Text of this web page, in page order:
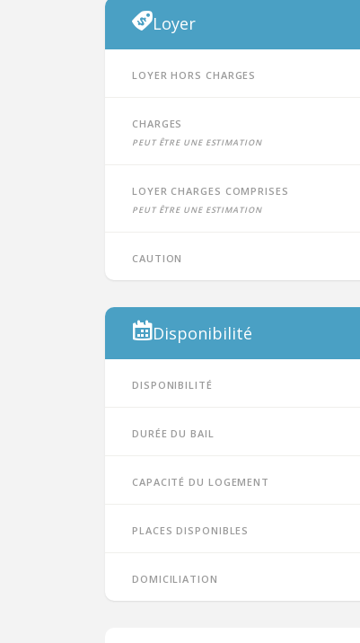
Loyer
Loyer hors charges
Charges
peut être une estimation
Loyer charges comprises
peut être une estimation
Caution
Disponibilité
Disponibilité
Durée du bail
Capacité du logement
Places disponibles
Domiciliation